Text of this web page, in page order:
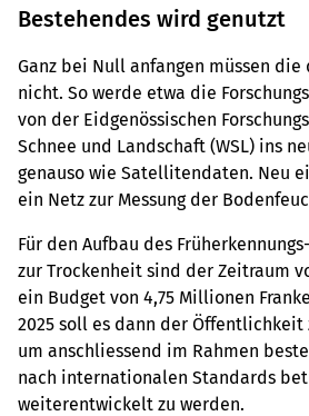
Bestehendes wird genutzt
Ganz bei Null anfangen müssen
nicht. So werde etwa die
von der Eidgenössischen
Schnee und Landschaft (WSL) ins
genauso wie Satellitendaten. Neu
ein Netz zur Messung der
Für den Aufbau des
zur Trockenheit sind der Zeitraum
ein Budget von 4,75 Millionen
2025 soll es dann der Öffentlichkeit
um anschliessend im Rahmen
nach internationalen Standards
weiterentwickelt zu werden.